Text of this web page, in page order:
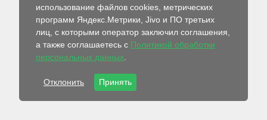
использование файлов cookies, метрических
программ Яндекс.Метрики, Jivo и ПО третьих
лиц, с которыми оператор заключил соглашения,
а также соглашаетесь с Политикой обработки
персональных данных
Отклонить Принять